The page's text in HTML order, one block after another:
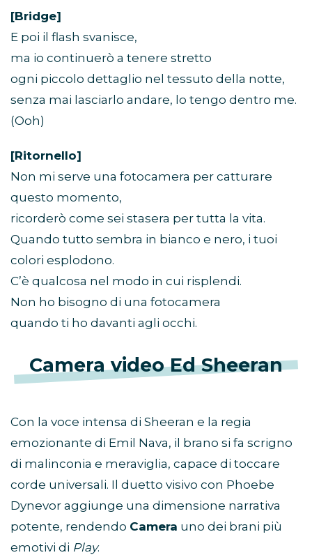
[Bridge]
E poi il flash svanisce,
ma io continuerò a tenere stretto
ogni piccolo dettaglio nel tessuto della notte,
senza mai lasciarlo andare, lo tengo dentro me.
(Ooh)
[Ritornello]
Non mi serve una fotocamera per catturare
questo momento,
ricorderò come sei stasera per tutta la vita.
Quando tutto sembra in bianco e nero, i tuoi
colori esplodono.
C’è qualcosa nel modo in cui risplendi.
Non ho bisogno di una fotocamera
quando ti ho davanti agli occhi.
Camera video Ed Sheeran
Con la voce intensa di Sheeran e la regia
emozionante di Emil Nava, il brano si fa scrigno
di malinconia e meraviglia, capace di toccare
corde universali. Il duetto visivo con Phoebe
Dynevor aggiunge una dimensione narrativa
potente, rendendo Camera uno dei brani più
emotivi di Play.